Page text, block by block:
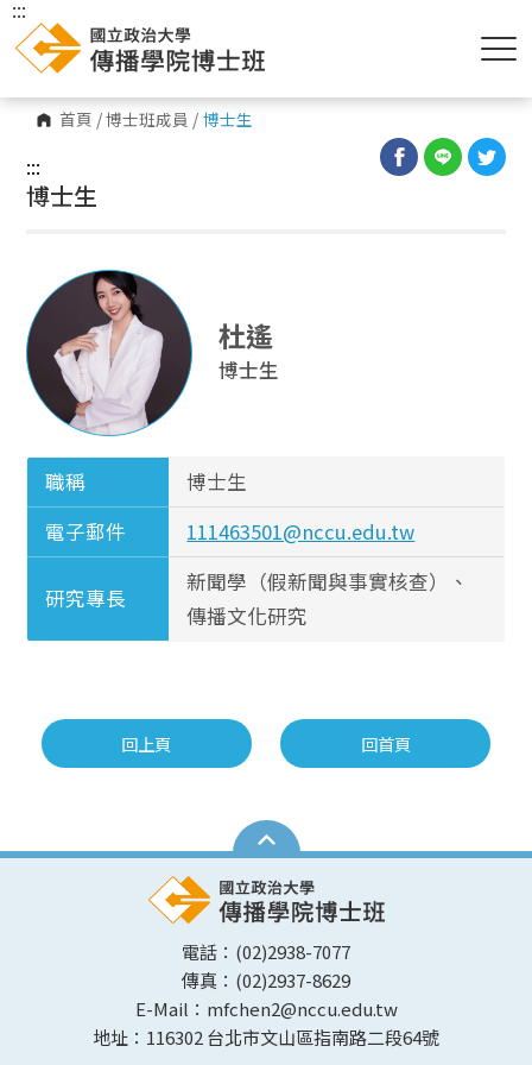
首頁 /博士班成員 / 博士生
:::
:::
博士生
杜遙
博士生
職稱
博士生
電子郵件
111463501@nccu.edu.tw
研究專長
新聞學（假新聞與事實核查）、
傳播文化研究
回上頁 回首頁
電話：(02)2938-7077
傳真：(02)2937-8629
E-Mail：mfchen2@nccu.edu.tw
地址：116302 台北市文山區指南路二段64號